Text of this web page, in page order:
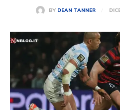
BY DEAN TANNER